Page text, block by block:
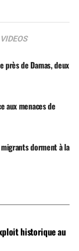
VIDEOS
près de Damas, deux
aux menaces de
dorment à la
historique au